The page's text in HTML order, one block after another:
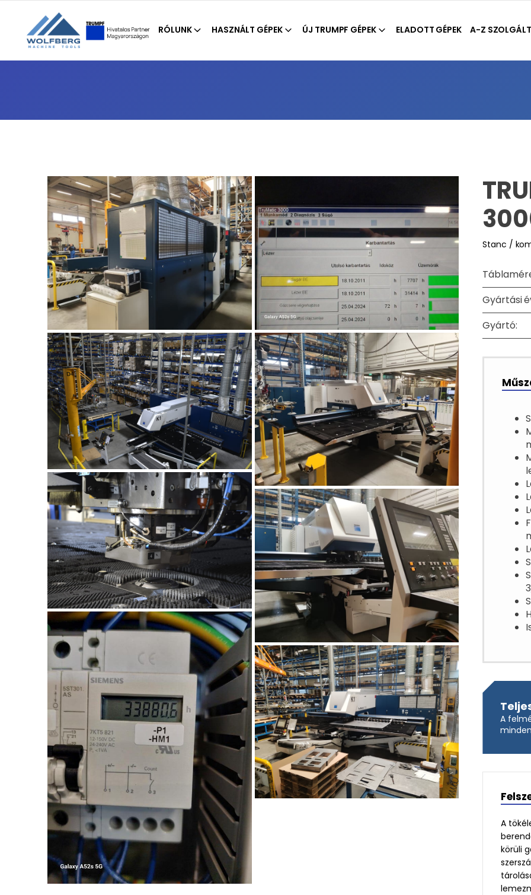
RÓLUNK HASZNÁLT GÉPEK ÚJ TRUMPF GÉPEK ELADOTT GÉPEK A-Z
Stanc /
Gyártási
Gyártó:
A
A
körüli